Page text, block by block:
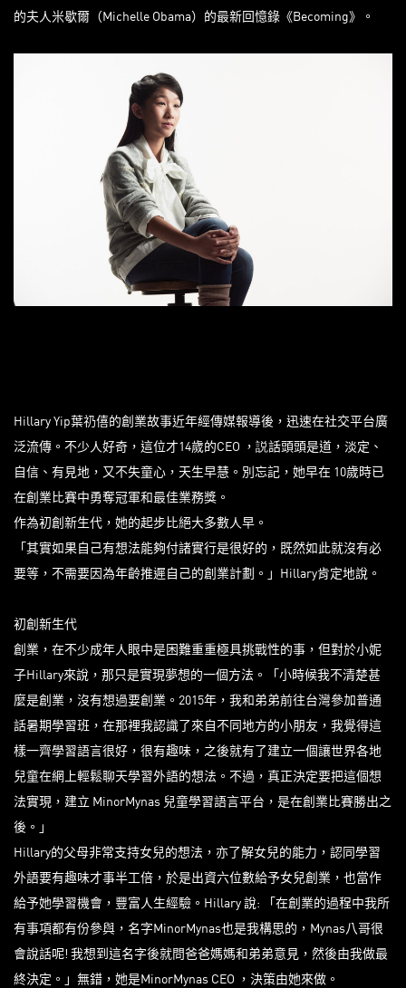
的夫人米歇爾（Michelle Obama）的最新回憶錄《Becoming》。
Hillary Yip葉礽僖的創業故事近年經傳媒報導後，迅速在社交平台廣
泛流傳。不少人好奇，這位才14歲的CEO ，説話頭頭是道，淡定、
自信、有見地，又不失童心，天生早慧。別忘記，她早在 10歲時已
在創業比賽中勇奪冠軍和最佳業務獎。
作為初創新生代，她的起步比絕大多數人早。
「其實如果自己有想法能夠付諸實行是很好的，既然如此就沒有必
要等，不需要因為年齡推遲自己的創業計劃。」Hillary肯定地說。
初創新生代
創業，在不少成年人眼中是困難重重極具挑戰性的事，但對於小妮
子Hillary來說，那只是實現夢想的一個方法。「小時候我不清楚甚
麼是創業，沒有想過要創業。2015年，我和弟弟前往台灣參加普通
話暑期學習班，在那裡我認識了來自不同地方的小朋友，我覺得這
樣一齊學習語言很好，很有趣味，之後就有了建立一個讓世界各地
兒童在網上輕鬆聊天學習外語的想法。不過，真正決定要把這個想
法實現，建立 MinorMynas 兒童學習語言平台，是在創業比賽勝出之
後。」
Hillary的父母非常支持女兒的想法，亦了解女兒的能力，認同學習
外語要有趣味才事半工倍，於是出資六位數給予女兒創業，也當作
給予她學習機會，豐富人生經驗。Hillary 說: 「在創業的過程中我所
有事項都有份參與，名字MinorMynas也是我構思的，Mynas八哥很
會說話呢! 我想到這名字後就問爸爸媽媽和弟弟意見，然後由我做最
終決定。」無錯，她是MinorMynas CEO ，決策由她來做。